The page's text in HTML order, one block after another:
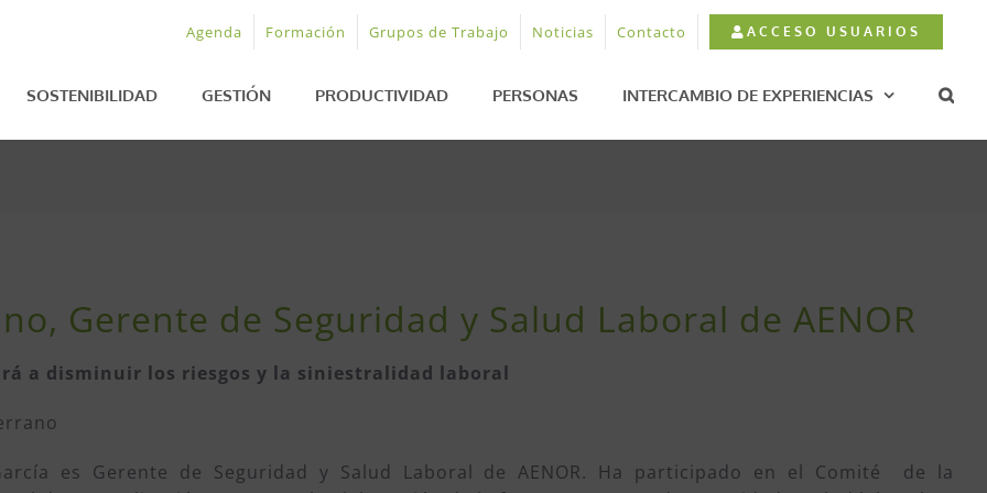
Agenda Formación Grupos de Trabajo Noticias Contacto ACCESO USUARIOS
SOSTENIBILIDAD GESTIÓN PRODUCTIVIDAD PERSONAS INTERCAMBIO DE EXPERIENCIAS
Gerente de Seguridad y Salud Laboral de AENOR
a disminuir los riesgos y la siniestralidad laboral
es Gerente de Seguridad y Salud Laboral de AENOR. Ha participado en el Comité de la